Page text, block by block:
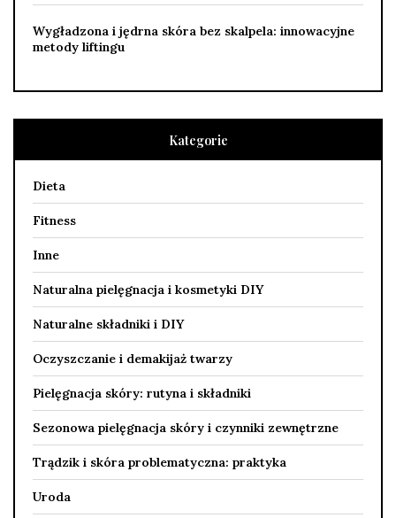
Wygładzona i jędrna skóra bez skalpela: innowacyjne
metody liftingu
Kategorie
Dieta
Fitness
Inne
Naturalna pielęgnacja i kosmetyki DIY
Naturalne składniki i DIY
Oczyszczanie i demakijaż twarzy
Pielęgnacja skóry: rutyna i składniki
Sezonowa pielęgnacja skóry i czynniki zewnętrzne
Trądzik i skóra problematyczna: praktyka
Uroda